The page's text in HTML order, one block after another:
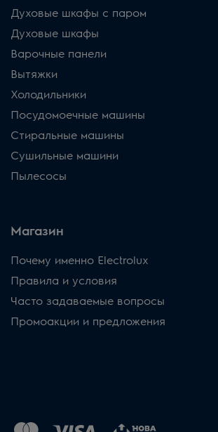
Духовые шкафы с паром
Духовые шкафы
Варочные панели
Вытяжки
Холодильники
Посудомоечные машины
Стиральные машины
Сушильные машини
Пылесосы
Магазин
Почему именно Electrolux
Правила и условия
Часто задаваемые вопросы
Промоакции и предложения